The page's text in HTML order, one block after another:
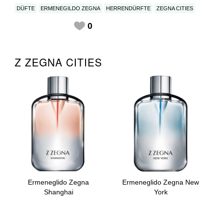
DÜFTE ERMENEGILDO ZEGNA HERRENDÜRFTE ZEGNA CITIES
0
Z ZEGNA CITIES
Ermeneglido Zegna
Shanghai
Ermeneglido Zegna New
York